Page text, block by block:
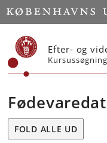
Start
Efter- og
Kursussøgning
FOLD ALLE UD